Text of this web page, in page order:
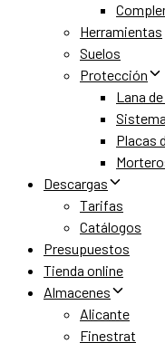
Herramientas
Suelos
Protección
Lana
Placas
Descargas
Tarifas
Catálogos
Presupuestos
Tienda online
Almacenes
Alicante
Finestrat